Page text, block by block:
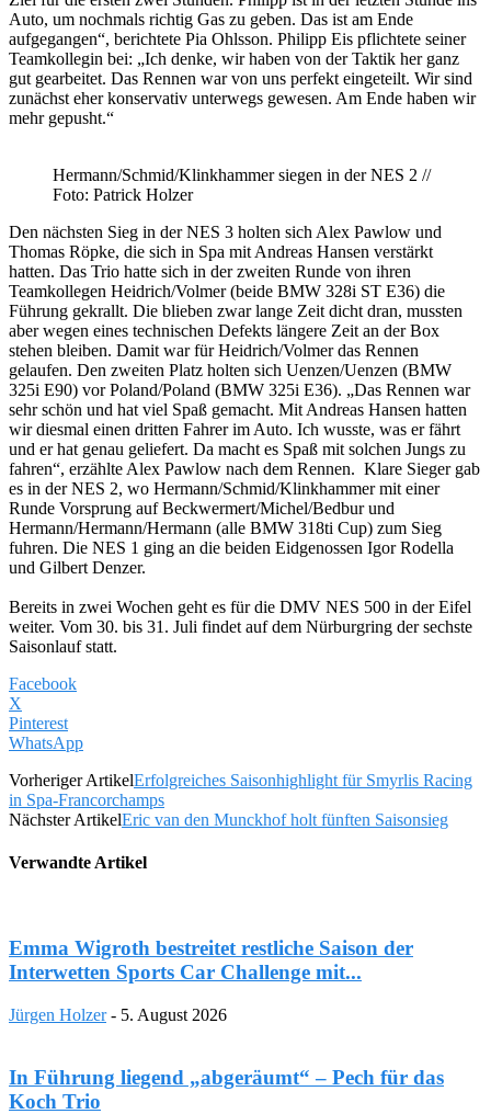
Auto, um nochmals richtig Gas zu geben. Das ist am Ende
aufgegangen“, berichtete Pia Ohlsson. Philipp Eis pflichtete seiner
Teamkollegin bei: „Ich denke, wir haben von der Taktik her ganz
gut gearbeitet. Das Rennen war von uns perfekt eingeteilt. Wir sind
zunächst eher konservativ unterwegs gewesen. Am Ende haben wir
mehr gepusht.“
Hermann/Schmid/Klinkhammer siegen in der NES 2 //
Foto: Patrick Holzer
Den nächsten Sieg in der NES 3 holten sich Alex Pawlow und
Thomas Röpke, die sich in Spa mit Andreas Hansen verstärkt
hatten. Das Trio hatte sich in der zweiten Runde von ihren
Teamkollegen Heidrich/Volmer (beide BMW 328i ST E36) die
Führung gekrallt. Die blieben zwar lange Zeit dicht dran, mussten
aber wegen eines technischen Defekts längere Zeit an der Box
stehen bleiben. Damit war für Heidrich/Volmer das Rennen
gelaufen. Den zweiten Platz holten sich Uenzen/Uenzen (BMW
325i E90) vor Poland/Poland (BMW 325i E36). „Das Rennen war
sehr schön und hat viel Spaß gemacht. Mit Andreas Hansen hatten
wir diesmal einen dritten Fahrer im Auto. Ich wusste, was er fährt
und er hat genau geliefert. Da macht es Spaß mit solchen Jungs zu
fahren“, erzählte Alex Pawlow nach dem Rennen. Klare Sieger gab
es in der NES 2, wo Hermann/Schmid/Klinkhammer mit einer
Runde Vorsprung auf Beckwermert/Michel/Bedbur und
Hermann/Hermann/Hermann (alle BMW 318ti Cup) zum Sieg
fuhren. Die NES 1 ging an die beiden Eidgenossen Igor Rodella
und Gilbert Denzer.
Bereits in zwei Wochen geht es für die DMV NES 500 in der Eifel
weiter. Vom 30. bis 31. Juli findet auf dem Nürburgring der sechste
Saisonlauf statt.
Facebook
X
Pinterest
WhatsApp
Vorheriger ArtikelErfolgreiches Saisonhighlight für Smyrlis Racing
in Spa-Francorchamps
Nächster ArtikelEric van den Munckhof holt fünften Saisonsieg
Verwandte Artikel
Emma Wigroth bestreitet restliche Saison der
Interwetten Sports Car Challenge mit...
Jürgen Holzer - 5. August 2026
In Führung liegend „abgeräumt“ – Pech für das
Koch Trio